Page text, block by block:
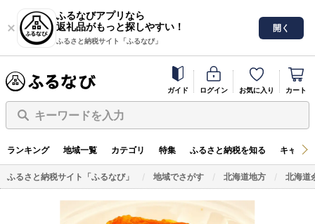
ふるなびアプリなら
返礼品がもっと探しやすい！
ふるさと納税サイト「ふるなび」
開く
ガイド ログイン お気に入り カート
キーワードを入力
ランキング 地域一覧 カテゴリ 特集 ふるさと納税を知る キャン
ふるさと納税サイト「ふるなび」 地域でさがす 北海道地方 北海道